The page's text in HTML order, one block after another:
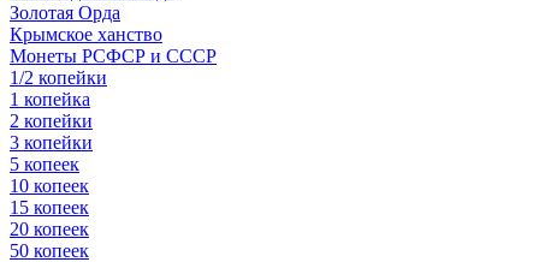
Золотая Орда
Крымское ханство
Монеты РСФСР и СССР
1/2 копейки
1 копейка
2 копейки
3 копейки
5 копеек
10 копеек
15 копеек
20 копеек
50 копеек